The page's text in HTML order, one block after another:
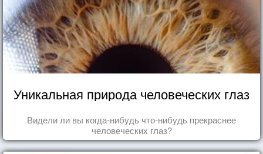
Уникальная природа человеческих глаз
Видели ли вы когда-нибудь что-нибудь прекраснее
человеческих глаз?